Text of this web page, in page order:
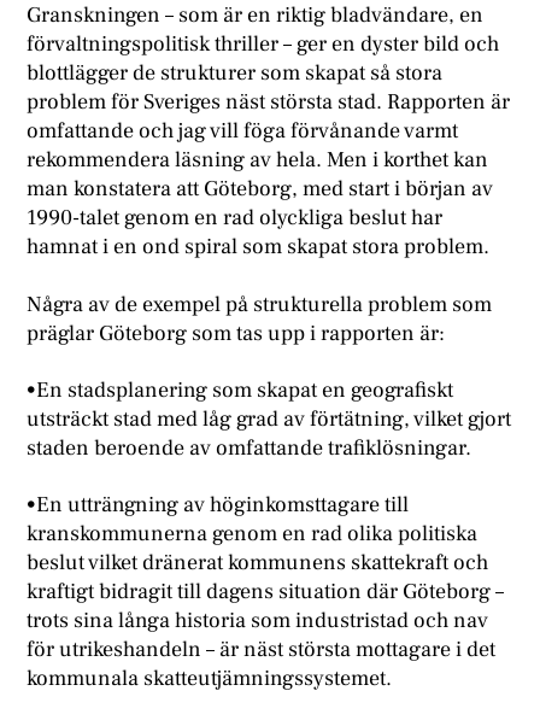
Granskningen – som är en riktig bladvändare, en
förvaltningspolitisk thriller – ger en dyster bild och
blottlägger de strukturer som skapat så stora
problem för Sveriges näst största stad. Rapporten är
omfattande och jag vill föga förvånande varmt
rekommendera läsning av hela. Men i korthet kan
man konstatera att Göteborg, med start i början av
1990-talet genom en rad olyckliga beslut har
hamnat i en ond spiral som skapat stora problem.
Några av de exempel på strukturella problem som
präglar Göteborg som tas upp i rapporten är:
•En stadsplanering som skapat en geografiskt
utsträckt stad med låg grad av förtätning, vilket gjort
staden beroende av omfattande trafiklösningar.
•En utträngning av höginkomsttagare till
kranskommunerna genom en rad olika politiska
beslut vilket dränerat kommunens skattekraft och
kraftigt bidragit till dagens situation där Göteborg –
trots sina långa historia som industristad och nav
för utrikeshandeln – är näst största mottagare i det
kommunala skatteutjämningssystemet.